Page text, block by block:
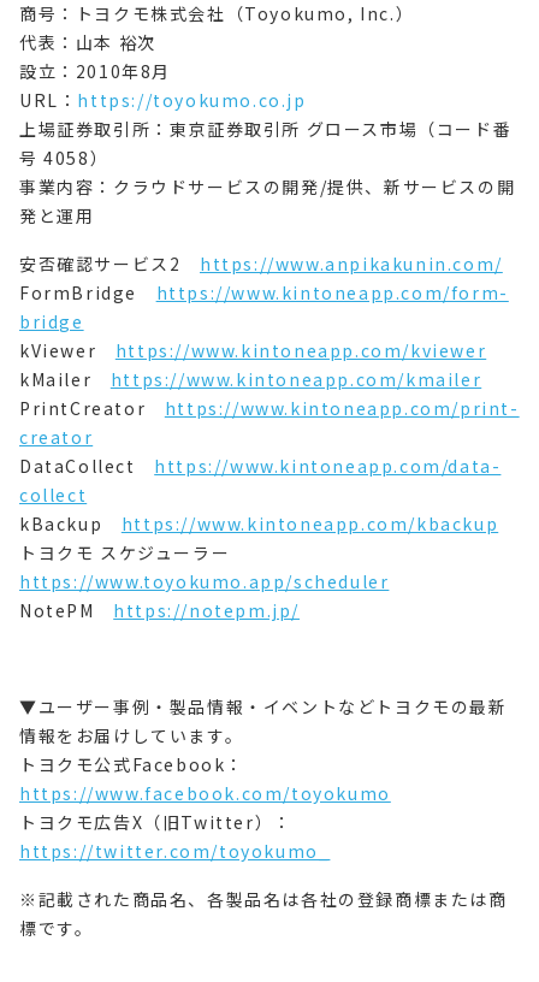
商号：トヨクモ株式会社（Toyokumo, Inc.）
代表：山本 裕次
設立：2010年8月
URL： https://toyokumo.co.jp
上場証券取引所：東京証券取引所 グロース市場（コード番
号 4058）
事業内容：クラウドサービスの開発/提供、新サービスの開
発と運用
安否確認サービス2 https://www.anpikakunin.com/
FormBridge https://www.kintoneapp.com/form-
bridge
kViewer https://www.kintoneapp.com/kviewer
kMailer https://www.kintoneapp.com/kmailer
PrintCreator https://www.kintoneapp.com/print-
creator
DataCollect https://www.kintoneapp.com/data-
collect
kBackup https://www.kintoneapp.com/kbackup
トヨクモ スケジューラー
https://www.toyokumo.app/scheduler
NotePM https://notepm.jp/
▼ユーザー事例・製品情報・イベントなどトヨクモの最新
情報をお届けしています。
トヨクモ公式Facebook：
https://www.facebook.com/toyokumo
トヨクモ広告X（旧Twitter）：
https://twitter.com/toyokumo_
※記載された商品名、各製品名は各社の登録商標または商
標です。